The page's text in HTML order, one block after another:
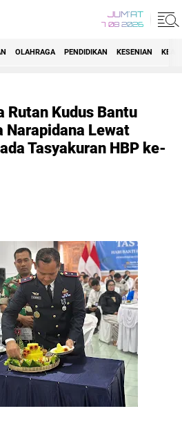
JUM'AT
7 08 2026
OLAHRAGA PENDIDIKAN KESENIAN
Rutan Kudus Bantu
Narapidana Lewat
Tasyakuran HBP ke-